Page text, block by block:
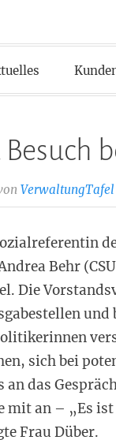
VerwaltungTafel
Behr
Die
sich bei
an das
mit an – „Es
Frau Düber.